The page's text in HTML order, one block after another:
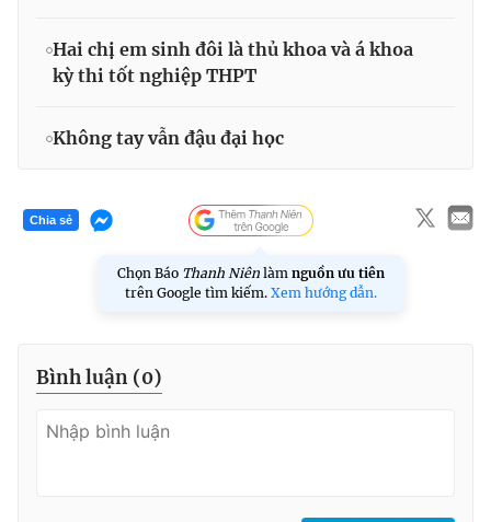
Hai chị em sinh đôi là thủ khoa và á khoa
kỳ thi tốt nghiệp THPT
Không tay vẫn đậu đại học
Chia sẻ
Chọn Báo Thanh Niên làm nguồn ưu tiên
trên Google tìm kiếm. Xem hướng dẫn.
Bình luận (0)